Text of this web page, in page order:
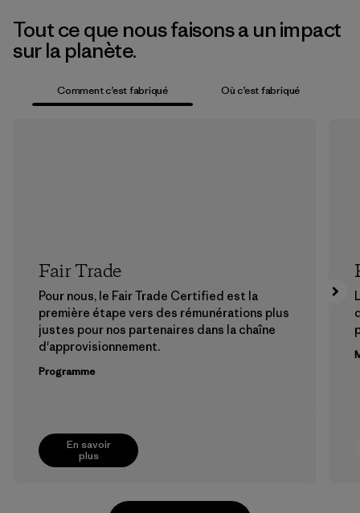
Tout ce que nous faisons a un impact
sur la planète.
Comment c’est fabriqué Où c’est fabriqué
En savoir
plus
Fair Trade
Pour nous, le Fair Trade Certified est la
première étape vers des rémunérations plus
justes pour nos partenaires dans la chaîne
d'approvisionnement.
Programme